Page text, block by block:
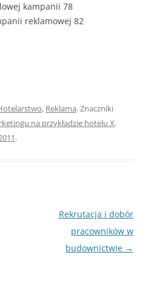
kampanii 78
reklamowej 82
, Reklama. Znaczniki
na przykładzie hotelu X.
.
Rekrutacja i dobór
pracowników w
budownictwie →